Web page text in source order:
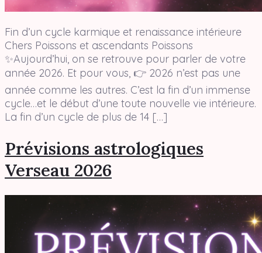
Fin d’un cycle karmique et renaissance intérieure
Chers Poissons et ascendants Poissons
✨Aujourd’hui, on se retrouve pour parler de votre
année 2026. Et pour vous, 👉 2026 n’est pas une
année comme les autres. C’est la fin d’un immense
cycle…et le début d’une toute nouvelle vie intérieure.
La fin d’un cycle de plus de 14 […]
Prévisions astrologiques
Verseau 2026